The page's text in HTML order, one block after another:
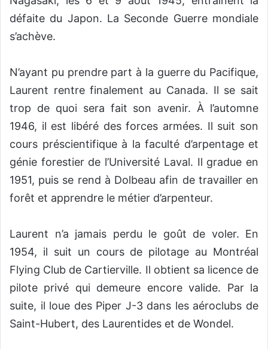
défaite du Japon. La Seconde Guerre mondiale
s’achève.
N’ayant pu prendre part à la guerre du Pacifique,
Laurent rentre finalement au Canada. Il se sait
trop de quoi sera fait son avenir. À l’automne
1946, il est libéré des forces armées. Il suit son
cours préscientifique à la faculté d’arpentage et
génie forestier de l’Université Laval. Il gradue en
1951, puis se rend à Dolbeau afin de travailler en
forêt et apprendre le métier d’arpenteur.
Laurent n’a jamais perdu le goût de voler. En
1954, il suit un cours de pilotage au Montréal
Flying Club de Cartierville. Il obtient sa licence de
pilote privé qui demeure encore valide. Par la
suite, il loue des Piper J-3 dans les aéroclubs de
Saint-Hubert, des Laurentides et de Wondel.